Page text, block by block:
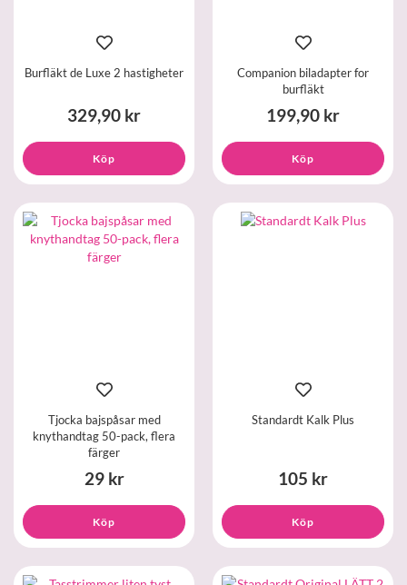
Burfläkt de Luxe 2 hastigheter
329,90 kr
Köp
Companion biladapter for
burfläkt
199,90 kr
Köp
Tjocka bajspåsar med
knythandtag 50-pack, flera
färger
29 kr
Köp
Standardt Kalk Plus
105 kr
Köp